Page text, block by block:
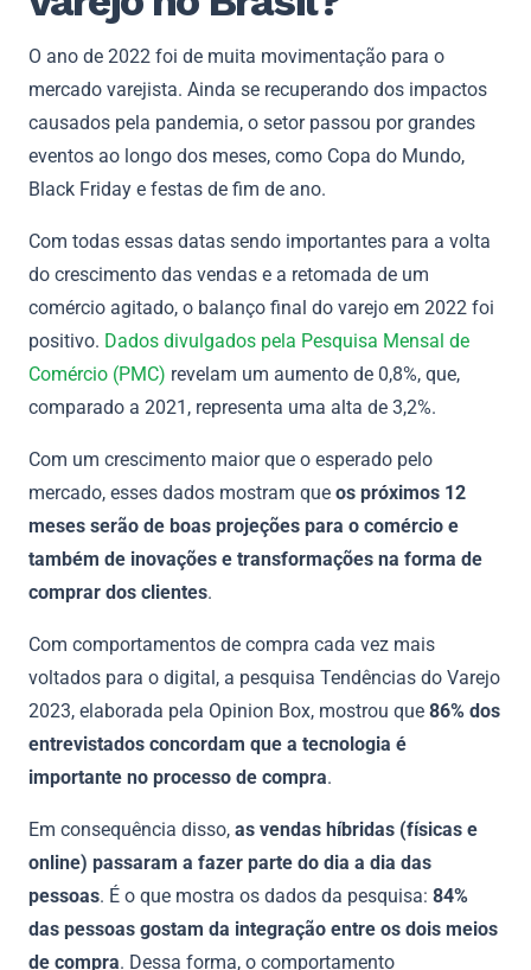
O ano de 2022 foi de muita movimentação para o
mercado varejista. Ainda se recuperando dos impactos
causados pela pandemia, o setor passou por grandes
eventos ao longo dos meses, como Copa do Mundo,
Black Friday e festas de fim de ano.
Com todas essas datas sendo importantes para a volta
do crescimento das vendas e a retomada de um
comércio agitado, o balanço final do varejo em 2022 foi
positivo. Dados divulgados pela Pesquisa Mensal de
Comércio (PMC) revelam um aumento de 0,8%, que,
comparado a 2021, representa uma alta de 3,2%.
Com um crescimento maior que o esperado pelo
mercado, esses dados mostram que os próximos 12
meses serão de boas projeções para o comércio e
também de inovações e transformações na forma de
comprar dos clientes.
Com comportamentos de compra cada vez mais
voltados para o digital, a pesquisa Tendências do Varejo
2023, elaborada pela Opinion Box, mostrou que 86% dos
entrevistados concordam que a tecnologia é
importante no processo de compra.
Em consequência disso, as vendas híbridas (físicas e
online) passaram a fazer parte do dia a dia das
pessoas. É o que mostra os dados da pesquisa: 84%
das pessoas gostam da integração entre os dois meios
de compra. Dessa forma, o comportamento